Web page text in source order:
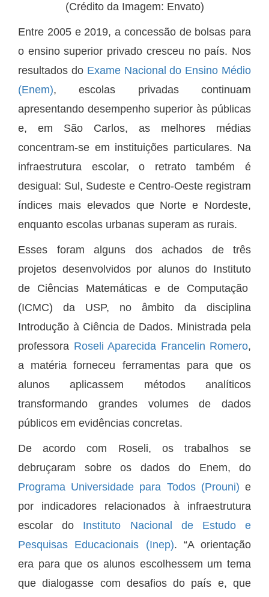
(Crédito da Imagem: Envato)
Entre 2005 e 2019, a concessão de bolsas para
o ensino superior privado cresceu no país. Nos
resultados do Exame Nacional do Ensino Médio
(Enem), escolas privadas continuam
apresentando desempenho superior às públicas
e, em São Carlos, as melhores médias
concentram-se em instituições particulares. Na
infraestrutura escolar, o retrato também é
desigual: Sul, Sudeste e Centro-Oeste registram
índices mais elevados que Norte e Nordeste,
enquanto escolas urbanas superam as rurais.
Esses foram alguns dos achados de três
projetos desenvolvidos por alunos do Instituto
de Ciências Matemáticas e de Computação
(ICMC) da USP, no âmbito da disciplina
Introdução à Ciência de Dados. Ministrada pela
professora Roseli Aparecida Francelin Romero,
a matéria forneceu ferramentas para que os
alunos aplicassem métodos analíticos
transformando grandes volumes de dados
públicos em evidências concretas.
De acordo com Roseli, os trabalhos se
debruçaram sobre os dados do Enem, do
Programa Universidade para Todos (Prouni) e
por indicadores relacionados à infraestrutura
escolar do Instituto Nacional de Estudo e
Pesquisas Educacionais (Inep). “A orientação
era para que os alunos escolhessem um tema
que dialogasse com desafios do país e, que